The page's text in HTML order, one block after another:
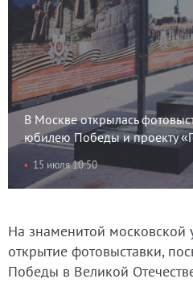
В Москве открылась
юбилею Победы и проекту
15 июля 10:50
На знаменитой московской
открытие фотовыставки,
Победы в Великой